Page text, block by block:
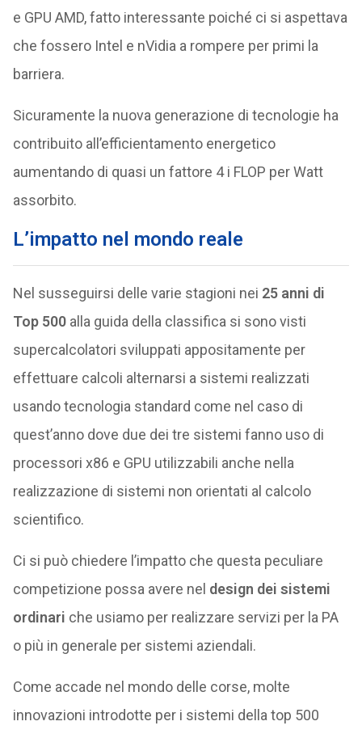
e GPU AMD, fatto interessante poiché ci si aspettava
che fossero Intel e nVidia a rompere per primi la
barriera.
Sicuramente la nuova generazione di tecnologie ha
contribuito all’efficientamento energetico
aumentando di quasi un fattore 4 i FLOP per Watt
assorbito.
L’impatto nel mondo reale
Nel susseguirsi delle varie stagioni nei 25 anni di
Top 500alla guida della classifica si sono visti
supercalcolatori sviluppati appositamente per
effettuare calcoli alternarsi a sistemi realizzati
usando tecnologia standard come nel caso di
quest’anno dove due dei tre sistemi fanno uso di
processori x86 e GPU utilizzabili anche nella
realizzazione di sistemi non orientati al calcolo
scientifico.
Ci si può chiedere l’impatto che questa peculiare
competizione possa avere nel design dei sistemi
ordinari che usiamo per realizzare servizi per la PA
o più in generale per sistemi aziendali.
Come accade nel mondo delle corse, molte
innovazioni introdotte per i sistemi della top 500